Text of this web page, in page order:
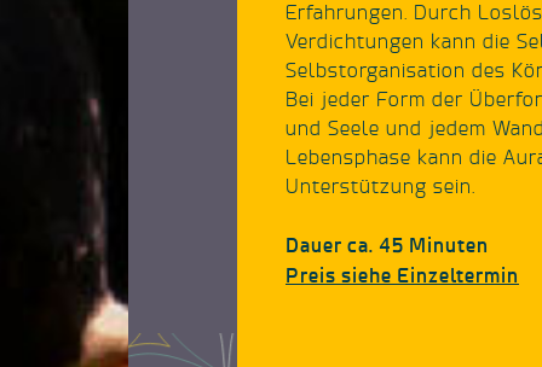
Erfahrungen. Durch
Verdichtungen kann die
Selbstorganisation des
Bei jeder Form der
und Seele und jedem
Lebensphase kann die
Unterstützung sein.
Dauer ca. 45 Minuten
Preis siehe Einzeltermin